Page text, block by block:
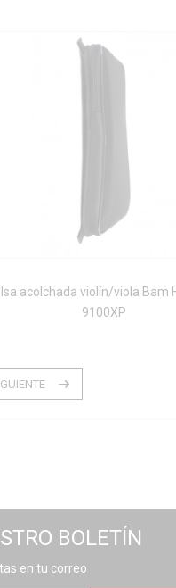
acolchada violín/viola Bam
9100XP
BOLETÍN
en tu correo